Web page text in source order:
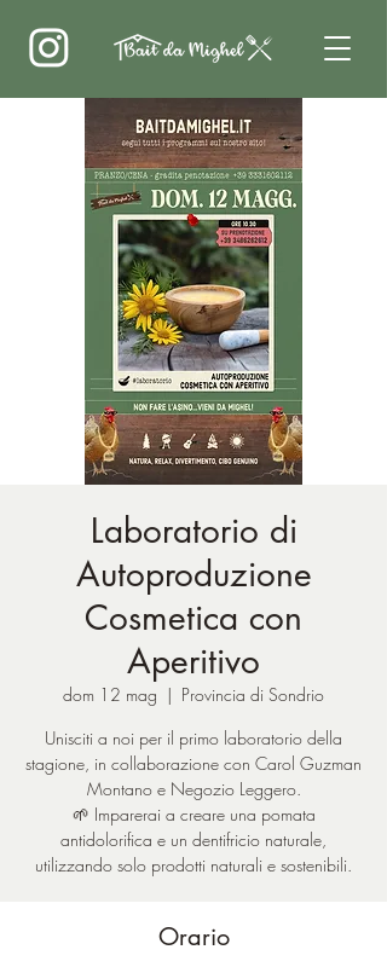
Laboratorio di
Autoproduzione
Cosmetica con
Aperitivo
dom 12 mag
  |
Provincia di Sondrio
Unisciti a noi per il primo laboratorio della
stagione, in collaborazione con Carol Guzman
Montano e Negozio Leggero.
🌱 Imparerai a creare una pomata
antidolorifica e un dentifricio naturale,
utilizzando solo prodotti naturali e sostenibili.
Orario